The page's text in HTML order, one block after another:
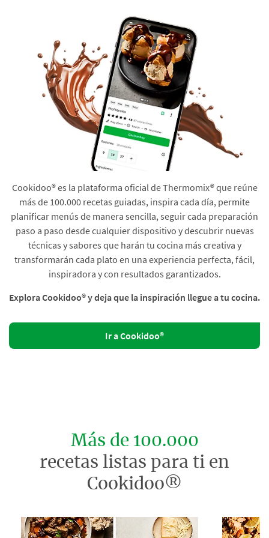
Cookidoo® es la plataforma oficial de Thermomix® que reúne
más de 100.000 recetas guiadas, inspira cada día, permite
planificar menús de manera sencilla, seguir cada preparación
paso a paso desde cualquier dispositivo y descubrir nuevas
técnicas y sabores que harán tu cocina más creativa y
transformarán cada plato en una experiencia perfecta, fácil,
inspiradora y con resultados garantizados.
Explora Cookidoo® y deja que la inspiración llegue a tu cocina.
Ir a Cookidoo®
Más de 100.000
recetas listas para ti en
Cookidoo®